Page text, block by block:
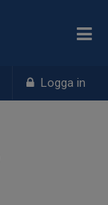
Logga in